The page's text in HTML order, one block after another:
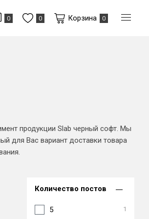
0 0 Корзина 0
продукции Slab черный софт. Мы
для Вас вариант доставки товара
Количество постов
5 1